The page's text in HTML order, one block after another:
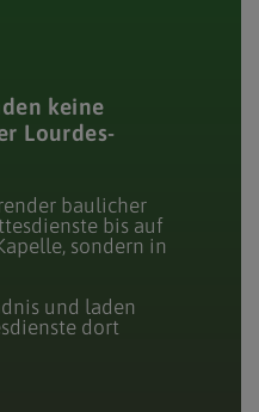
keine
Lourdes-
baulicher
bis auf
sondern in
und laden
dort